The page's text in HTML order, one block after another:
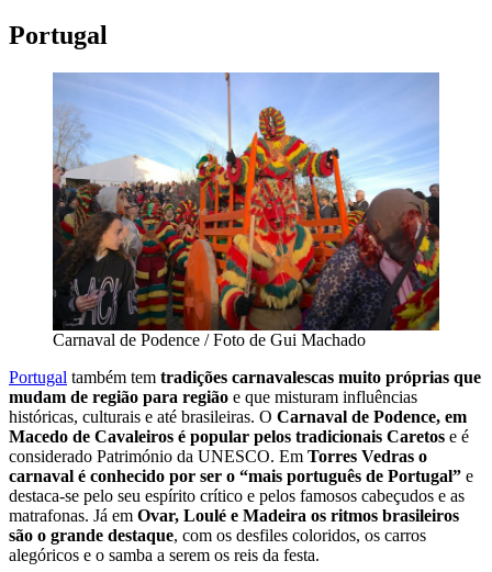
Portugal
Carnaval de Podence / Foto de Gui Machado
Portugal também tem tradições carnavalescas muito próprias que
mudam de região para região e que misturam influências
históricas, culturais e até brasileiras. O Carnaval de Podence, em
Macedo de Cavaleiros é popular pelos tradicionais Caretos e é
considerado Património da UNESCO. Em Torres Vedras o
carnaval é conhecido por ser o “mais português de Portugal” e
destaca-se pelo seu espírito crítico e pelos famosos cabeçudos e as
matrafonas. Já em Ovar, Loulé e Madeira os ritmos brasileiros
são o grande destaque, com os desfiles coloridos, os carros
alegóricos e o samba a serem os reis da festa.